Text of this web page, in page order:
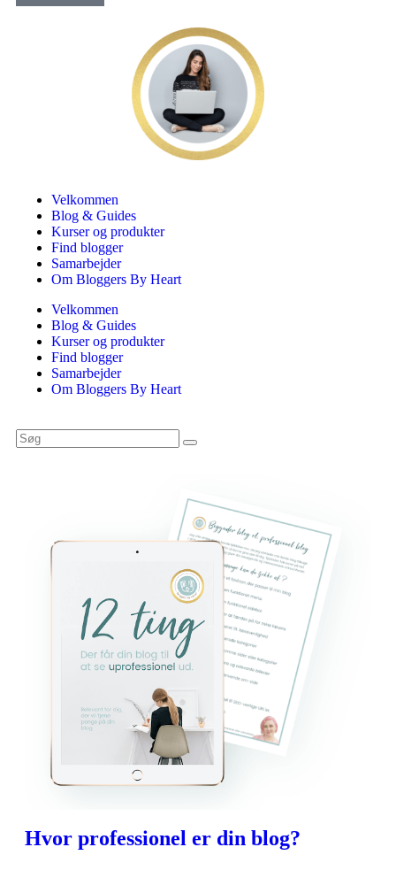
Velkommen
Blog & Guides
Kurser og produkter
Find blogger
Samarbejder
Om Bloggers By Heart
Velkommen
Blog & Guides
Kurser og produkter
Find blogger
Samarbejder
Om Bloggers By Heart
Hvor professionel er din blog?